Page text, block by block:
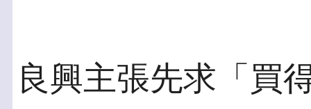
良興主張先求「買